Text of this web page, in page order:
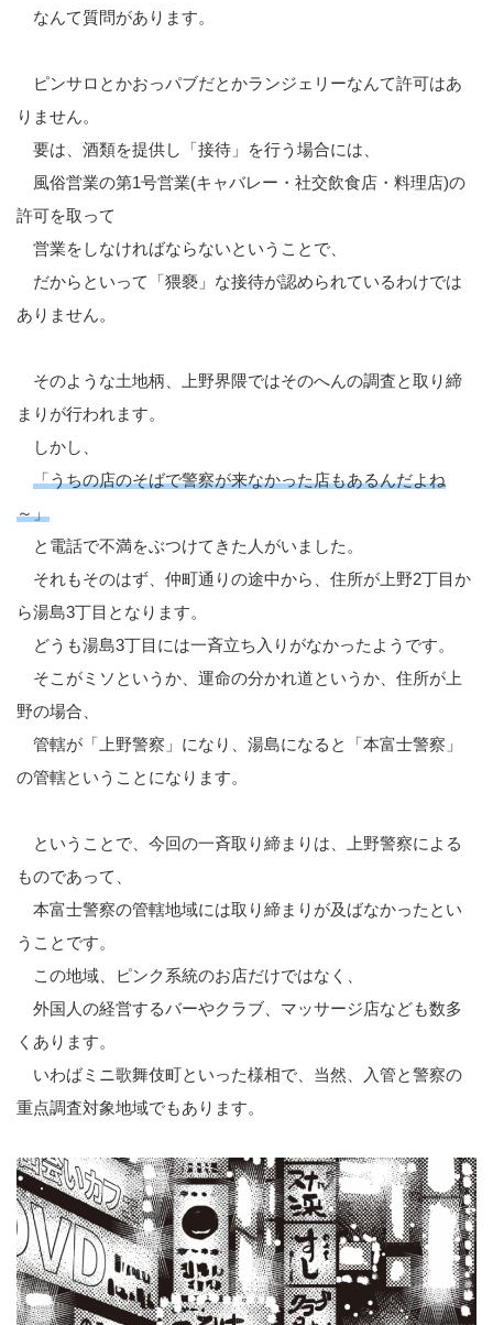
なんて質問があります。
ピンサロとかおっパブだとかランジェリーなんて許可はあ
りません。
要は、酒類を提供し「接待」を行う場合には、
風俗営業の第1号営業(キャバレー・社交飲食店・料理店)の
許可を取って
営業をしなければならないということで、
だからといって「猥褻」な接待が認められているわけでは
ありません。
そのような土地柄、上野界隈ではそのへんの調査と取り締
まりが行われます。
しかし、
「うちの店のそばで警察が来なかった店もあるんだよね
～」
と電話で不満をぶつけてきた人がいました。
それもそのはず、仲町通りの途中から、住所が上野2丁目か
ら湯島3丁目となります。
どうも湯島3丁目には一斉立ち入りがなかったようです。
そこがミソというか、運命の分かれ道というか、住所が上
野の場合、
管轄が「上野警察」になり、湯島になると「本富士警察」
の管轄ということになります。
ということで、今回の一斉取り締まりは、上野警察による
ものであって、
本富士警察の管轄地域には取り締まりが及ばなかったとい
うことです。
この地域、ピンク系統のお店だけではなく、
外国人の経営するバーやクラブ、マッサージ店なども数多
くあります。
いわばミニ歌舞伎町といった様相で、当然、入管と警察の
重点調査対象地域でもあります。